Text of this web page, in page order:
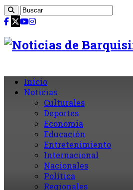
Inicio
Noticias
Culturales
Deportes
Economia
Educación
Entretenimiento
Internacional
Nacionales
Política
Regionales